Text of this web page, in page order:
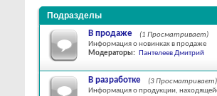
Подразделы
В продаже
(1 Просматривает)
Информация о новинках в продаже
Модераторы: Пантелеев Дмитрий
В разработке
(3 Просматривает)
Информация о продукции,